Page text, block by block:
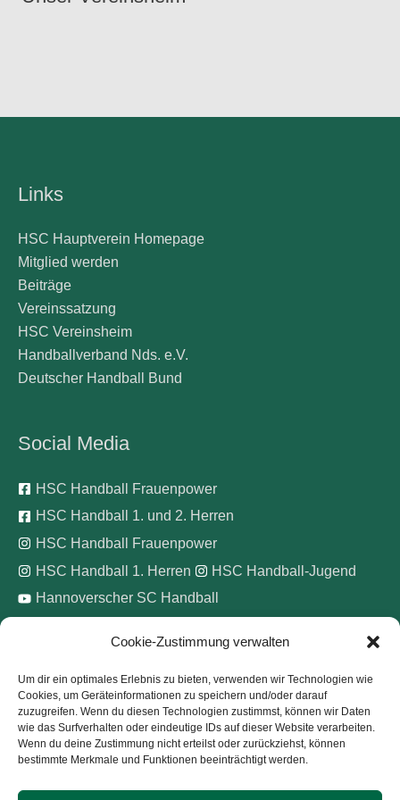
Cookie-Zustimmung verwalten
Um dir ein optimales Erlebnis zu bieten, verwenden wir Technologien wie
Cookies, um Geräteinformationen zu speichern und/oder darauf
zuzugreifen. Wenn du diesen Technologien zustimmst, können wir Daten
wie das Surfverhalten oder eindeutige IDs auf dieser Website verarbeiten.
Wenn du deine Zustimmung nicht erteilst oder zurückziehst, können
bestimmte Merkmale und Funktionen beeinträchtigt werden.
Links
HSC Hauptverein Homepage
Mitglied werden
Beiträge
Vereinssatzung
HSC Vereinsheim
Handballverband Nds. e.V.
Deutscher Handball Bund
Social Media
HSC Handball Frauenpower
HSC Handball 1. und 2. Herren
HSC Handball Frauenpower
HSC Handball 1. Herren
HSC Handball-Jugend
Hannoverscher SC Handball
Pinke Zitronen e.V.